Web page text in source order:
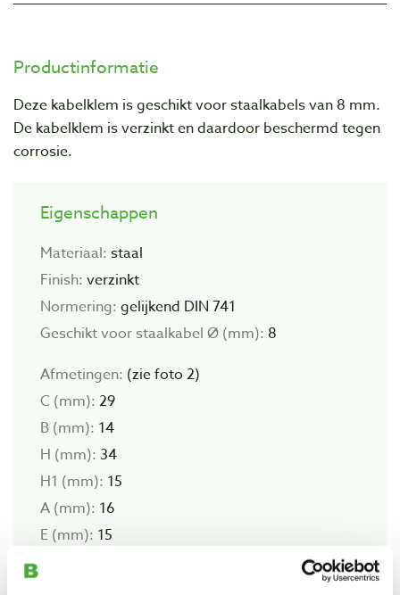
Productinformatie
Deze kabelklem is geschikt voor staalkabels van 8 mm.
De kabelklem is verzinkt en daardoor beschermd tegen
corrosie.
Eigenschappen
Materiaal: staal
Finish: verzinkt
Normering: gelijkend DIN 741
Geschikt voor staalkabel Ø (mm): 8
Afmetingen: (zie foto 2)
C (mm): 29
B (mm): 14
H (mm): 34
H1 (mm): 15
A (mm): 16
E (mm): 15